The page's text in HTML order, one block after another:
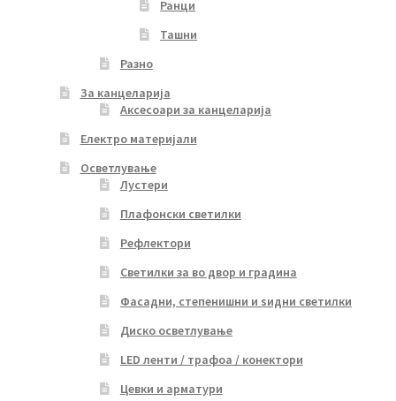
Ранци
Ташни
Разно
За канцеларија
Аксесоари за канцеларија
Електро материјали
Осветлување
Лустери
Плафонски светилки
Рефлектори
Светилки за во двор и градина
Фасадни, степенишни и ѕидни светилки
Диско осветлување
LED ленти / трафоа / конектори
Цевки и арматури